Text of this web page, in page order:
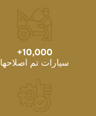
10,000
+
سيارات تم اصلاحها